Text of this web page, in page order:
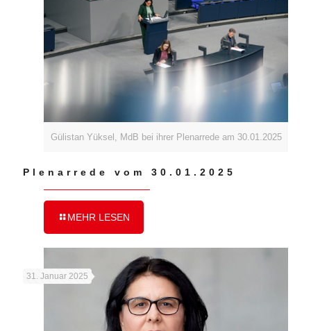
Gülistan Yüksel, MdB bei ihrer Plenarrede am 30.01.2025
Plenarrede vom 30.01.2025
MEHR LESEN
31. Januar 2025